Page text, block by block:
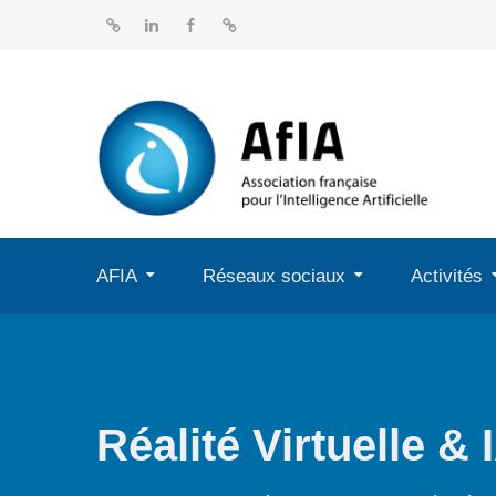
AFIA Réseaux sociaux Activités
Réalité Virtuelle &